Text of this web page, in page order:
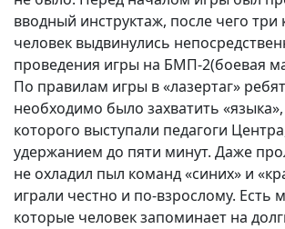
вводный инструктаж, после чего
человек выдвинулись
проведения игры на БМП-2(боевая
По правилам игры в «лазертаг»
необходимо было захватить
которого выступали педагоги
удержанием до пяти минут. Даже
не охладил пыл команд «синих» и
играли честно и по-взрослому. Есть
которые человек запоминает на